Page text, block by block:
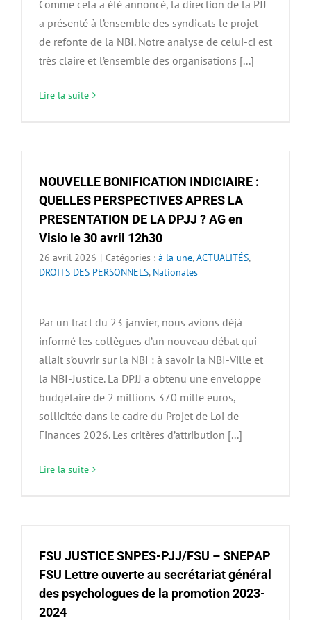
Comme cela a été annoncé, la direction de la PJJ
a présenté à l’ensemble des syndicats le projet
de refonte de la NBI. Notre analyse de celui-ci est
très claire et l’ensemble des organisations [...]
Lire la suite
NOUVELLE BONIFICATION INDICIAIRE :
QUELLES PERSPECTIVES APRES LA
PRESENTATION DE LA DPJJ ? AG en
Visio le 30 avril 12h30
26 avril 2026 | Catégories : à la une,ACTUALITÉS,
DROITS DES PERSONNELS, Nationales
Par un tract du 23 janvier, nous avions déjà
informé les collègues d’un nouveau débat qui
allait s’ouvrir sur la NBI : à savoir la NBI-Ville et
la NBI-Justice. La DPJJ a obtenu une enveloppe
budgétaire de 2 millions 370 mille euros,
sollicitée dans le cadre du Projet de Loi de
Finances 2026. Les critères d’attribution [...]
Lire la suite
FSU JUSTICE SNPES-PJJ/FSU – SNEPAP
FSU Lettre ouverte au secrétariat général
des psychologues de la promotion 2023-
2024